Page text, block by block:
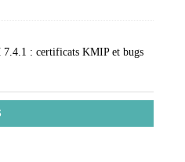
7.4.1 : certificats KMIP et bugs